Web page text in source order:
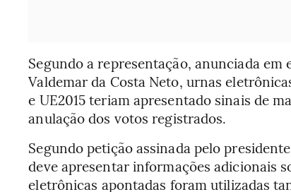
Segundo a representação, anunciada
Valdemar da Costa Neto, urnas
e UE2015 teriam apresentado sinais de
anulação dos votos registrados.
Segundo petição assinada pelo
deve apresentar informações adicionais
eletrônicas apontadas foram utilizadas